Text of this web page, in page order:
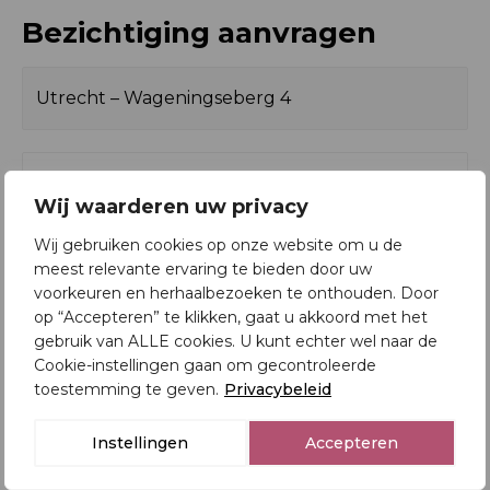
Wij waarderen uw privacy
Wij gebruiken cookies op onze website om u de
meest relevante ervaring te bieden door uw
voorkeuren en herhaalbezoeken te onthouden. Door
op “Accepteren” te klikken, gaat u akkoord met het
gebruik van ALLE cookies. U kunt echter wel naar de
Cookie-instellingen gaan om gecontroleerde
toestemming te geven. Privacybeleid
Instellingen Accepteren
eenvoudig om een sfeervolle zit- en eethoek te
creëren.
De halfopen keuken is functioneel én gezellig dankzij
oven/magnetron, 5-pits gasfornuis en afzuigkap.
Zowel vanuit de gang als de woonkamer is de
Aan de achterzijde liggen twee comfortabele
slaapkamers, beide met een grote raampartij. De
hoofdslaapkamer biedt uitzicht op het Beatrixpark –
een heerlijk begin van de dag.
De badkamer en het separate toilet zijn in 2020
vernieuwd. De badkamer is voorzien van ruime
inloopdouche (regendouche), modern badmeubel,
Woonoppervlakte
71 m2
Gebouwgebonden
0 m 2
Inhoud 235 m
Indeling
Aantal kamers
3
Aantal badkamers 1
Aantal slaapkamers 2
Woonlagen
Bezichtiging aanvragen